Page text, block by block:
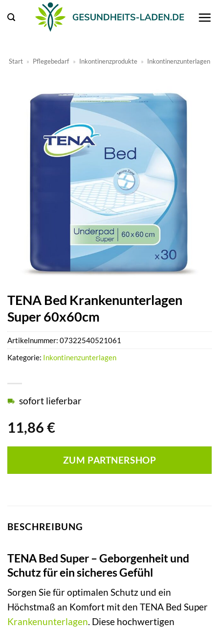
Inhalt
Start » Pflegebedarf » Inkontinenzprodukte » Inkontinenzunterlagen
TENA Bed Krankenunterlagen
Super 60x60cm
11,86 €
sofort lieferbar
ZUM PARTNERSHOP
Artikelnummer: 07322540521061
Kategorie: Inkontinenzunterlagen
BESCHREIBUNG
TENA Bed Super – Geborgenheit und
Schutz für ein sicheres Gefühl
Sorgen Sie für optimalen Schutz und ein
Höchstmaß an Komfort mit den TENA Bed Super
Krankenunterlagen. Diese hochwertigen